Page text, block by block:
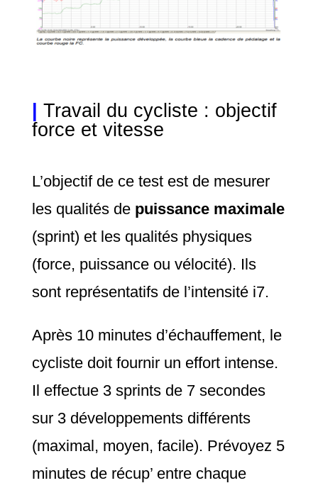
Travail du cycliste : objectif
force et vitesse
L’objectif de ce test est de mesurer
les qualités de puissance maximale
(sprint) et les qualités physiques
(force, puissance ou vélocité). Ils
sont représentatifs de l’intensité i7.
Après 10 minutes d’échauffement, le
cycliste doit fournir un effort intense.
Il effectue 3 sprints de 7 secondes
sur 3 développements différents
(maximal, moyen, facile). Prévoyez 5
minutes de récup’ entre chaque